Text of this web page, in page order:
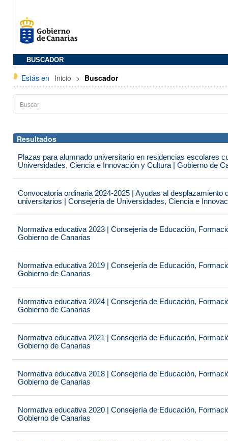
BUSCADOR
Estás en Inicio > Buscador
Resultados
Plazas para alumnado universitario en residencias escolares
Universidades, Ciencia e Innovación y Cultura | Gobierno de
Convocatoria ordinaria 2024-2025 | Ayudas al desplazamiento
universitarios | Consejería de Universidades, Ciencia e
Normativa educativa 2023 | Consejería de Educación,
Gobierno de Canarias
Normativa educativa 2019 | Consejería de Educación,
Gobierno de Canarias
Normativa educativa 2024 | Consejería de Educación,
Gobierno de Canarias
Normativa educativa 2021 | Consejería de Educación,
Gobierno de Canarias
Normativa educativa 2018 | Consejería de Educación,
Gobierno de Canarias
Normativa educativa 2020 | Consejería de Educación,
Gobierno de Canarias